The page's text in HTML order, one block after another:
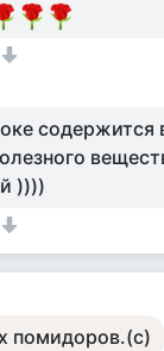
содержится
))))
помидоров.(с)